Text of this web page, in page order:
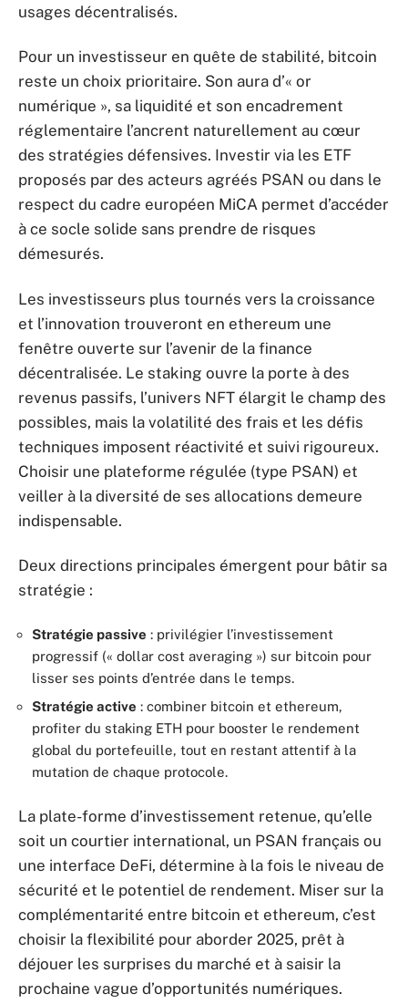
usages décentralisés.
Pour un investisseur en quête de stabilité, bitcoin
reste un choix prioritaire. Son aura d’« or
numérique », sa liquidité et son encadrement
réglementaire l’ancrent naturellement au cœur
des stratégies défensives. Investir via les ETF
proposés par des acteurs agréés PSAN ou dans le
respect du cadre européen MiCA permet d’accéder
à ce socle solide sans prendre de risques
démesurés.
Les investisseurs plus tournés vers la croissance
et l’innovation trouveront en ethereum une
fenêtre ouverte sur l’avenir de la finance
décentralisée. Le staking ouvre la porte à des
revenus passifs, l’univers NFT élargit le champ des
possibles, mais la volatilité des frais et les défis
techniques imposent réactivité et suivi rigoureux.
Choisir une plateforme régulée (type PSAN) et
veiller à la diversité de ses allocations demeure
indispensable.
Deux directions principales émergent pour bâtir sa
stratégie :
Stratégie passive : privilégier l’investissement
progressif (« dollar cost averaging ») sur bitcoin pour
lisser ses points d’entrée dans le temps.
Stratégie active : combiner bitcoin et ethereum,
profiter du staking ETH pour booster le rendement
global du portefeuille, tout en restant attentif à la
mutation de chaque protocole.
La plate-forme d’investissement retenue, qu’elle
soit un courtier international, un PSAN français ou
une interface DeFi, détermine à la fois le niveau de
sécurité et le potentiel de rendement. Miser sur la
complémentarité entre bitcoin et ethereum, c’est
choisir la flexibilité pour aborder 2025, prêt à
déjouer les surprises du marché et à saisir la
prochaine vague d’opportunités numériques.